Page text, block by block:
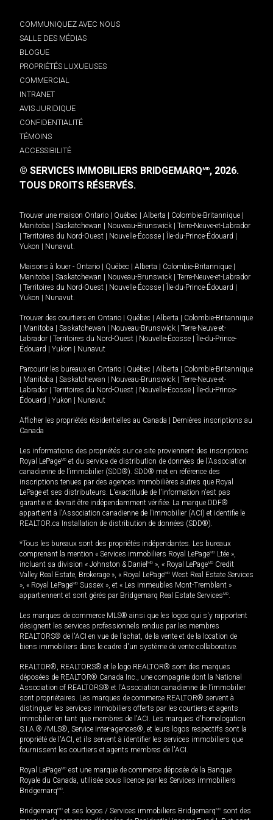
COMMUNIQUEZ AVEC NOUS
SALLE DES MÉDIAS
BLOGUE
PROPRIÉTÉS LUXUEUSES
COMMERCIAL
INTRANET
AVIS JURIDIQUE
CONFIDENTIALITÉ
TÉMOINS
ACCESSIBILITÉ
© SERVICES IMMOBILIERS BRIDGEMARQMD, 2026.
TOUS DROITS RÉSERVÉS.
Trouver une maison Ontario Québec Alberta Colombie-Britannique
Manitoba
Saskatchewan Nouveau-Brunswick
Terre-Neuve-et-Labrador
Territoires du Nord-Ouest Nouvelle-Écosse Île-du-Prince-Édouard
Yukon
Nunavut.
Maisons à louer - Ontario Québec Alberta Colombie-Britannique
Manitoba
Saskatchewan Nouveau-Brunswick
Terre-Neuve-et-Labrador
Territoires du Nord-Ouest Nouvelle-Écosse Île-du-Prince-Édouard
Yukon
Nunavut.
Trouver des courtiers en Ontario Québec Alberta
Colombie-Britannique
Manitoba Saskatchewan Nouveau-Brunswick
Terre-Neuve-et-
Labrador
Territoires du Nord-Ouest Nouvelle-Écosse
Île-du-Prince-
Édouard
Yukon Nunavut
Parcourir les bureaux en Ontario Québec Alberta
Colombie-Britannique
Manitoba Saskatchewan Nouveau-Brunswick
Terre-Neuve-et-
Labrador
Territoires du Nord-Ouest Nouvelle-Écosse
Île-du-Prince-
Édouard
Yukon Nunavut
Afficher les propriétés résidentielles au Canada
Dernières inscriptions au
Canada
Les informations des propriétés sur ce site proviennent des inscriptions
Royal LePageMD et du service de distribution de données de l'Association
canadienne de l’immobilier (SDD®). SDD® met en référence des
inscriptions tenues par des agences immobilières autres que Royal
LePage et ses distributeurs. L'exactitude de l'information n'est pas
garantie et devrait être indépendamment vérifiée. La marque DDF®
appartient à l'Association canadienne de l’immobilier (ACI) et identifie le
REALTOR.ca Installation de distribution de données (SDD®).
*Tous les bureaux sont des propriétés indépendantes. Les bureaux
comprenant la mention « Services immobiliers Royal LePageMD Ltée »,
incluant sa division « Johnston & Daniel MD », « Royal LePageMD Credit
Valley Real Estate, Brokerage », « Royal LePageMD West Real Estate Services
», « Royal LePageMD Sussex », et « Les immeubles Mont-Tremblant »
appartiennent et sont gérés par Bridgemarq Real Estate ServicesMD.
Les marques de commerce MLS® ainsi que les logos qui s'y rapportent
désignent les services professionnels rendus par les membres
REALTORS® de l'ACI en vue de l'achat, de la vente et de la location de
biens immobiliers dans le cadre d'un système de vente collaborative.
REALTOR®, REALTORS® et le logo REALTOR® sont des marques
déposées de REALTOR® Canada Inc., une compagnie dont la National
Association of REALTORS® et l'Association canadienne de l’immobilier
sont propriétaires. Les marques de commerce REALTOR® servent à
distinguer les services immobiliers offerts par les courtiers et agents
immobilier en tant que membres de l'ACI. Les marques d'homologation
S.I.A.® /MLS®, Service inter-agences®, et leurs logos respectifs sont la
propriété de l'ACI, et ils servent à identifier les services immobiliers que
fournissent les courtiers et agents membres de l'ACI.
Royal LePageMD est une marque de commerce déposée de la Banque
Royale du Canada, utilisée sous licence par les Services immobiliers
BridgemarqMD.
BridgemarqMD et ses logos / Services immobiliers BridgemarqMD sont des